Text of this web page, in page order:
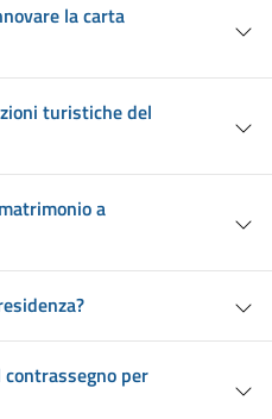
la carta
turistiche del
a
per